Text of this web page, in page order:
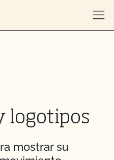
logotipos
mostrar su